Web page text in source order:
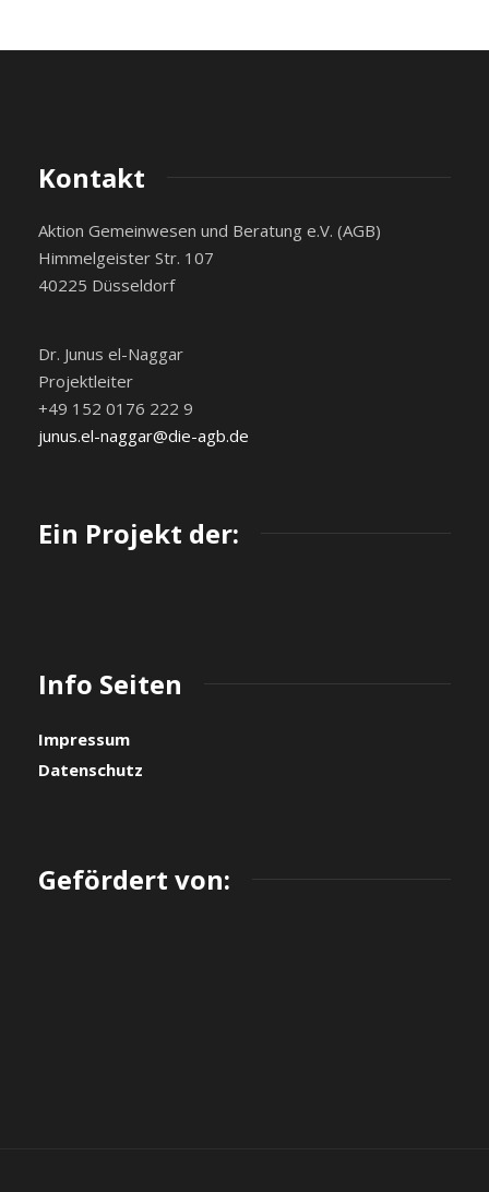
Kontakt
Aktion Gemeinwesen und Beratung e.V. (AGB)
Himmelgeister Str. 107
40225 Düsseldorf
Dr. Junus el-Naggar
Projektleiter
+49 152 0176 222 9
junus.el-naggar@die-agb.de
Ein Projekt der:
Info Seiten
Impressum
Datenschutz
Gefördert von: